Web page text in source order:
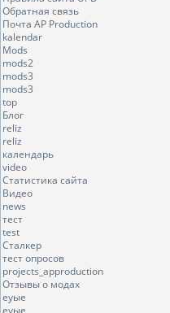
Обратная связь
Почта AP Production
kalendar
Mods
mods2
mods3
mods3
top
Блог
reliz
reliz
календарь
video
Статистика сайта
Видео
news
тест
test
Сталкер
тест опросов
projects_approduction
Отзывы о модах
еуые
еуые